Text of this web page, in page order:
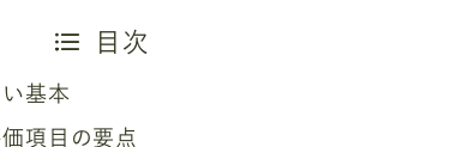
目次
基本
項目の要点